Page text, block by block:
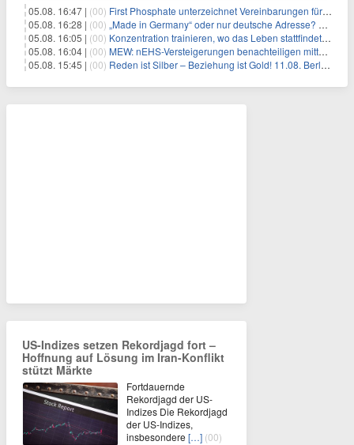
05.08. 16:47 | (00) First Phosphate unterzeichnet Vereinbarungen für nicht zu refundierende Zuwendungen in Höhe von 4,84 Mio. $ von der kanadischen Regierung für Straßeninfrastruktur und Stromübertragungsleitungen
05.08. 16:28 | (00) „Made in Germany“ oder nur deutsche Adresse? So erkennen Sie, wo Ihre Leiterplatten wirklich gefertigt werden
05.08. 16:05 | (00) Konzentration trainieren, wo das Leben stattfindet: Mobile EEG-Technologie bringt Neurofeedback in den Alltag
05.08. 16:04 | (00) MEW: nEHS-Versteigerungen benachteiligen mittelständische Unternehmen
05.08. 15:45 | (00) Reden ist Silber – Beziehung ist Gold! 11.08. Berlin – 18:30 Uhr
US-Indizes setzen Rekordjagd fort –
Hoffnung auf Lösung im Iran-Konflikt
stützt Märkte
Fortdauernde
Rekordjagd der US-
Indizes Die Rekordjagd
der US-Indizes,
insbesondere […] (00)